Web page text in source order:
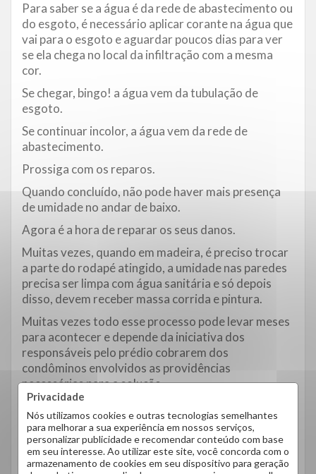
Privacidade
Nós utilizamos cookies e outras tecnologias semelhantes
para melhorar a sua experiência em nossos serviços,
personalizar publicidade e recomendar conteúdo com base
em seu interesse. Ao utilizar este site, você concorda com o
armazenamento de cookies em seu dispositivo para geração
Para saber se a água é da rede de abastecimento ou
do esgoto, é necessário aplicar corante na água que
vai para o esgoto e aguardar poucos dias para ver
se ela chega no local da infiltração com a mesma
cor.
Se chegar, bingo! a água vem da tubulação de
esgoto.
Se continuar incolor, a água vem da rede de
abastecimento.
Prossiga com os reparos.
Quando concluído, não pode haver mais presença
de umidade no andar de baixo.
Agora é a hora de reparar os seus danos.
Muitas vezes, quando em madeira, é preciso trocar
a parte do rodapé atingido, a umidade nas paredes
precisa ser limpa com água sanitária e só depois
disso, devem receber massa corrida e pintura.
Muitas vezes todo esse processo pode levar meses
para acontecer e depende da iniciativa dos
responsáveis pelo prédio cobrarem dos
condôminos envolvidos as providências
necessárias para a solução.
da sua família, não permita que situações dessa
natureza se perpetuem sem uma solução definitiva.
Já teve problemas com infiltração no rodapé?